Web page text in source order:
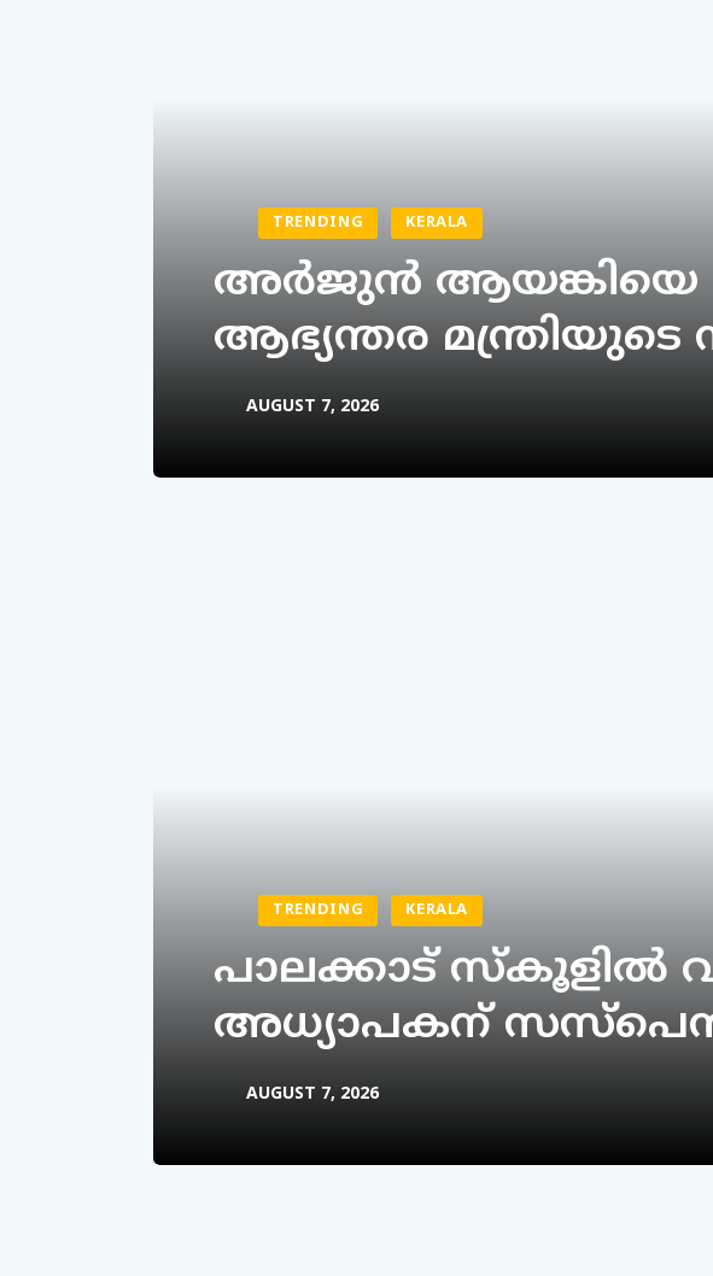
TRENDING KERALA
അര്‍ജുന്‍ ആയങ്കിയെ
ആഭ്യന്തര മന്ത്രിയുടെ
AUGUST 7, 2026
TRENDING KERALA
പാലക്കാട് സ്‌കൂളില്‍
അധ്യാപകന്
AUGUST 7, 2026